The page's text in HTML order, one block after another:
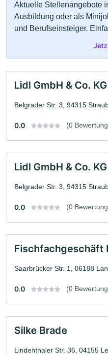
Aktuelle Stellenangebote
Ausbildung oder als
und Berufseinsteiger.
Lidl GmbH & Co. KG
Belgrader Str. 3, 94315
0.0 (0
Lidl GmbH & Co. KG
Belgrader Str. 3, 94315
0.0 (0
Fischfachgeschäft
Saarbrücker Str. 1, 06188
0.0 (0
Silke Brade
Lindenthaler Str. 36, 04155